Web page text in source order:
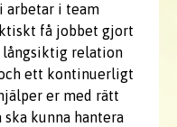
arbetar i team
få jobbet gjort
långsiktig relation
ett kontinuerligt
er med rätt
kunna hantera